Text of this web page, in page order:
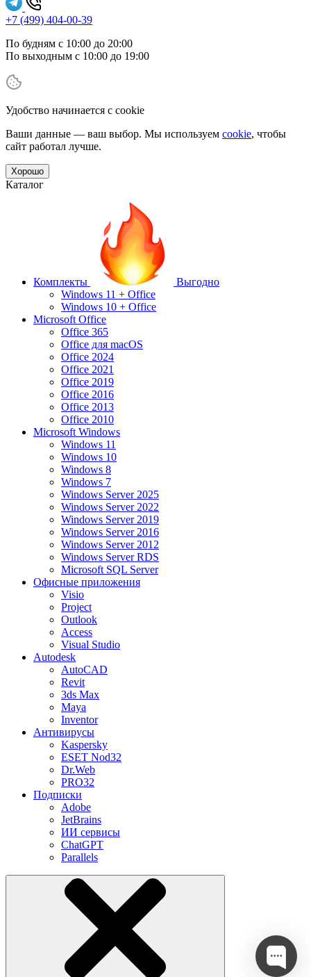
+7 (499) 404-00-39
По будням с 10:00 до 20:00
По выходным с 10:00 до 19:00
Удобство начинается с cookie
Ваши данные — ваш выбор. Мы используем cookie, чтобы
сайт работал лучше.
Хорошо
Каталог
Комплекты
Выгодно
Windows 11 + Office
Windows 10 + Office
Microsoft Office
Office 365
Office для macOS
Office 2024
Office 2021
Office 2019
Office 2016
Office 2013
Office 2010
Microsoft Windows
Windows 11
Windows 10
Windows 8
Windows 7
Windows Server 2025
Windows Server 2022
Windows Server 2019
Windows Server 2016
Windows Server 2012
Windows Server RDS
Microsoft SQL Server
Офисные приложения
Visio
Project
Outlook
Access
Visual Studio
Autodesk
AutoCAD
Revit
3ds Max
Maya
Inventor
Антивирусы
Kaspersky
ESET Nod32
Dr.Web
PRO32
Подписки
Adobe
JetBrains
ИИ сервисы
ChatGPT
Parallels